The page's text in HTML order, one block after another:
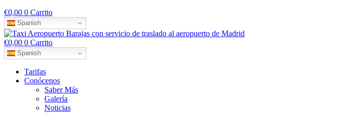
€0,00 0 Carrito
Spanish
€0,00 0 Carrito
Spanish
Tarifas
Conócenos
Saber Más
Galería
Noticias